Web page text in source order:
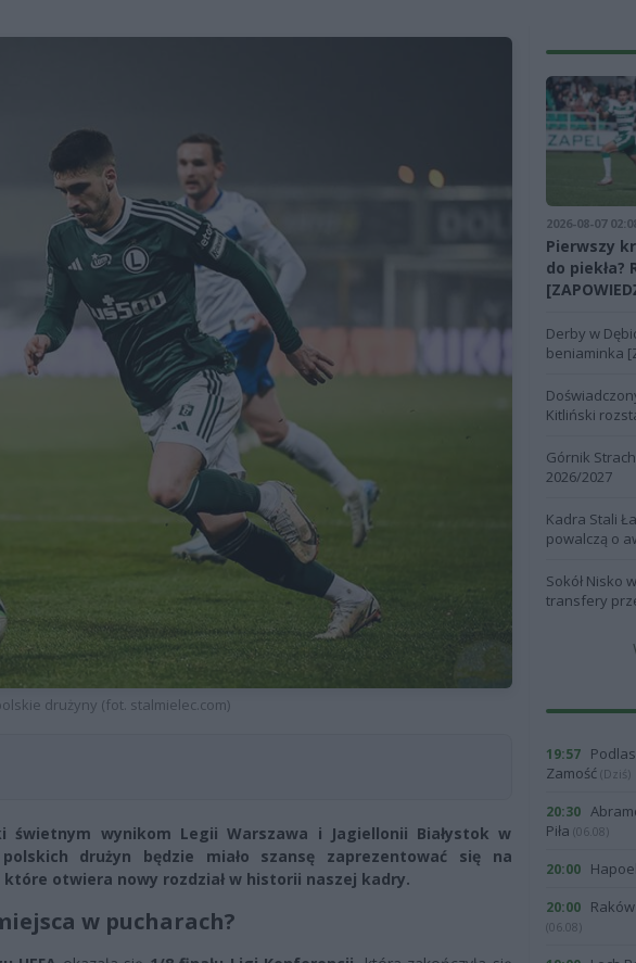
drużyny (fot. stalmielec.com)
świetnym wynikom Legii Warszawa i Jagiellonii Białystok w
drużyn będzie miało szansę zaprezentować się na
otwiera nowy rozdział w historii naszej kadry.
w pucharach?
2026-08-07
Pierwszy
do piekła?
Derby w
beniaminka
Kitliński
Górnik
2026/2027
Kadra Stali
powalczą o
Sokół Nisko
transfery
19:57
Zamość (Dziś)
20:30
Piła (06.08)
20:00
20:00
(06.08)